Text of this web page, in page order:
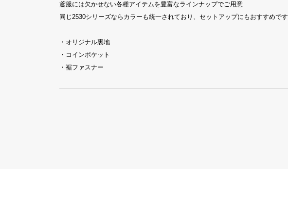
鳶服には欠かせない各種アイテムを豊富なラインナップでご用意
同じ2530シリーズならカラーも統一されており、セットアップにもおすすめです
・オリジナル裏地
・コインポケット
・裾ファスナー